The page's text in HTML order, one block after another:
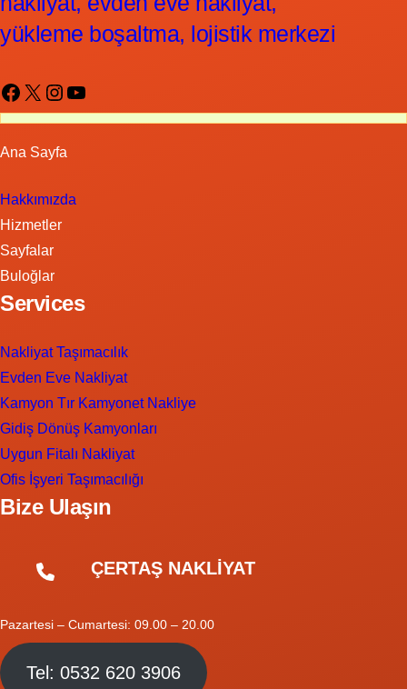
yükleme boşaltma, lojistik merkezi
Facebook X Instagram YouTube
Ana Sayfa
Hakkımızda
Hizmetler
Sayfalar
Buloğlar
Services
Nakliyat Taşımacılık
Evden Eve Nakliyat
Kamyon Tır Kamyonet Nakliye
Gidiş Dönüş Kamyonları
Uygun Fitalı Nakliyat
Ofis İşyeri Taşımacılığı
Bize Ulaşın
ÇERTAŞ NAKLİYAT
Pazartesi – Cumartesi: 09.00 – 20.00
Tel: 0532 620 3906